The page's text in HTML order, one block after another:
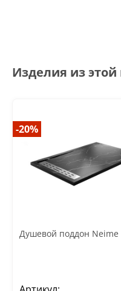
Изделия из
-20%
Душевой поддон Neime